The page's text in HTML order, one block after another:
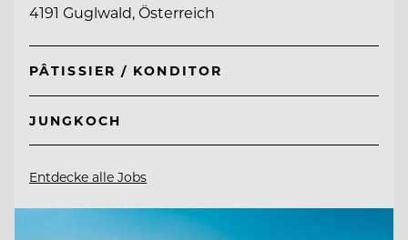
4191 Guglwald, Österreich
PÂTISSIER / KONDITOR
JUNGKOCH
Entdecke alle Jobs